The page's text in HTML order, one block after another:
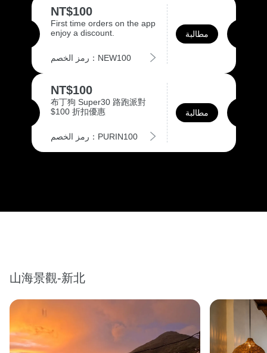
NT$100
First time orders on the app
enjoy a discount.
رمز الخصم：NEW100
مطالبة
NT$100
布丁狗 Super30 路跑派對
$100 折扣優惠
رمز الخصم：PURIN100
مطالبة
山海景觀-新北